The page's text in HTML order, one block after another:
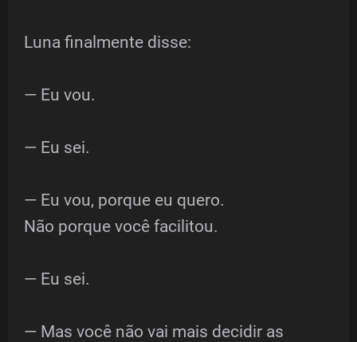
Luna finalmente disse:
— Eu vou.
— Eu sei.
— Eu vou, porque eu quero.
Não porque você facilitou.
— Eu sei.
— Mas você não vai mais decidir as